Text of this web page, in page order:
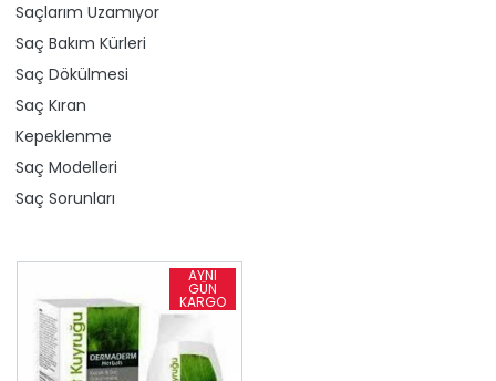
Saçlarım Uzamıyor
Saç Bakım Kürleri
Saç Dökülmesi
Saç Kıran
Kepeklenme
Saç Modelleri
Saç Sorunları